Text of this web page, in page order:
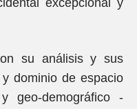
excepcional y
su análisis y sus
dominio de espacio
geo-demográfico -